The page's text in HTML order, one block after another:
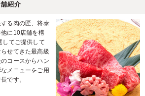
紹介
る肉の匠、将泰
に10店舗を構
してご提供して
せてきた最高級
コースからハン
メニューをご用
です。